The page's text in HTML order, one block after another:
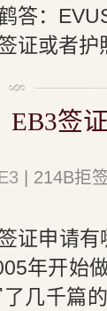
答：
证或者护
EB3签
| 214B拒
证申请
年开始
几千篇